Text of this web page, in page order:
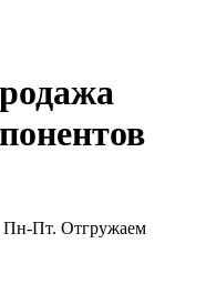
Пн-Пт. Отгружаем